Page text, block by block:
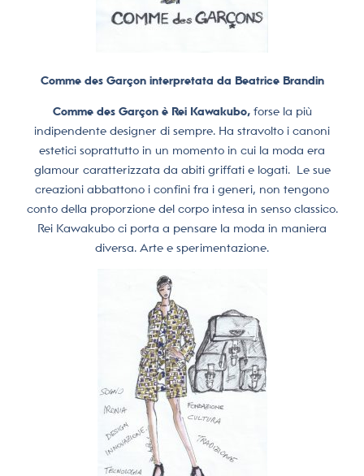
Comme des Garçon interpretata da Beatrice Brandin
Comme des Garçon è Rei Kawakubo, forse la più
indipendente designer di sempre. Ha stravolto i canoni
estetici soprattutto in un momento in cui la moda era
glamour caratterizzata da abiti griffati e logati. Le sue
creazioni abbattono i confini fra i generi, non tengono
conto della proporzione del corpo intesa in senso classico.
Rei Kawakubo ci porta a pensare la moda in maniera
diversa. Arte e sperimentazione.